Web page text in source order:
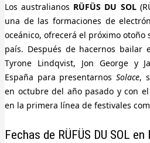
Los australianos RÜFÜS DU SOL
una de las formaciones de
oceánico, ofrecerá el próximo
país. Después de hacernos bailar
Tyrone Lindqvist, Jon George y
España para presentarnosSolace,
en octubre del año pasado y con
en la primera línea de festivales
Fechas de RÜFÜS DU SOL en